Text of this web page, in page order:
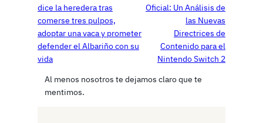
dice la heredera tras
comerse tres pulpos,
adoptar una vaca y prometer
defender el Albariño con su
vida
Oficial: Un Análisis de
las Nuevas
Directrices de
Contenido para el
Nintendo Switch 2
Al menos nosotros te dejamos claro que te
mentimos.